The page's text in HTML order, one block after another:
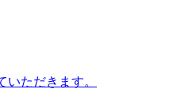
ただきます。